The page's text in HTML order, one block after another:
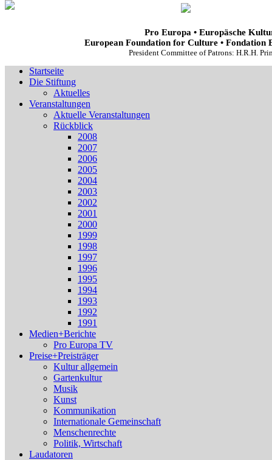
Pro Europa • Europäsche
European Foundation for Culture • Fondation
President Committee of Patrons: H.R.H.
Startseite
Die Stiftung
Aktuelles
Veranstaltungen
Aktuelle Veranstaltungen
Rückblick
2008
2007
2006
2005
2004
2003
2002
2001
2000
1999
1998
1997
1996
1995
1994
1993
1992
1991
Medien+Berichte
Pro Europa TV
Preise+Preisträger
Kultur allgemein
Gartenkultur
Musik
Kunst
Kommunikation
Internationale Gemeinschaft
Menschenrechte
Politik, Wirtschaft
Laudatoren